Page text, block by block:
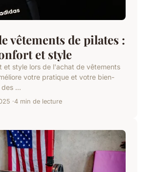
vêtements de pilates :
et style
et style lors de l'achat de vêtements
votre pratique et votre bien-
...
4 min de lecture